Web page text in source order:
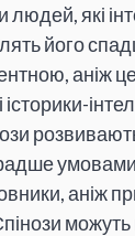
людей, які
його
аніж
історики-
аніж
можуть